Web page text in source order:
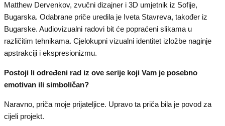
Matthew Dervenkov, zvučni dizajner i 3D umjetnik iz Sofije,
Bugarska. Odabrane priče uredila je Iveta Stavreva, također iz
Bugarske. Audiovizualni radovi bit će popraćeni slikama u
različitim tehnikama. Cjelokupni vizualni identitet izložbe naginje
apstrakciji i ekspresionizmu.
Postoji li određeni rad iz ove serije koji Vam je posebno
emotivan ili simboličan?
Naravno, priča moje prijateljice. Upravo ta priča bila je povod za
cijeli projekt.